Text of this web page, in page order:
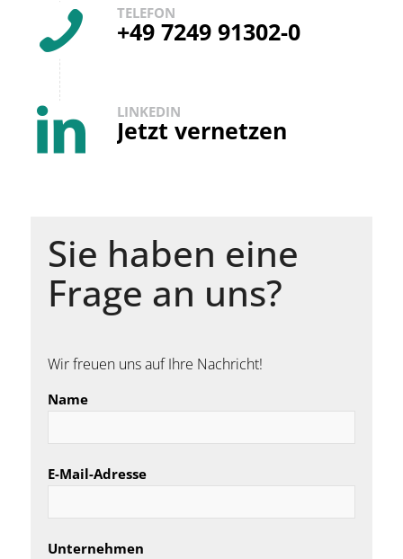
TELEFON
+49 7249 91302-0
LINKEDIN
Jetzt vernetzen
Sie haben eine
Frage an uns?
Wir freuen uns auf Ihre Nachricht!
Name
E-Mail-Adresse
Unternehmen